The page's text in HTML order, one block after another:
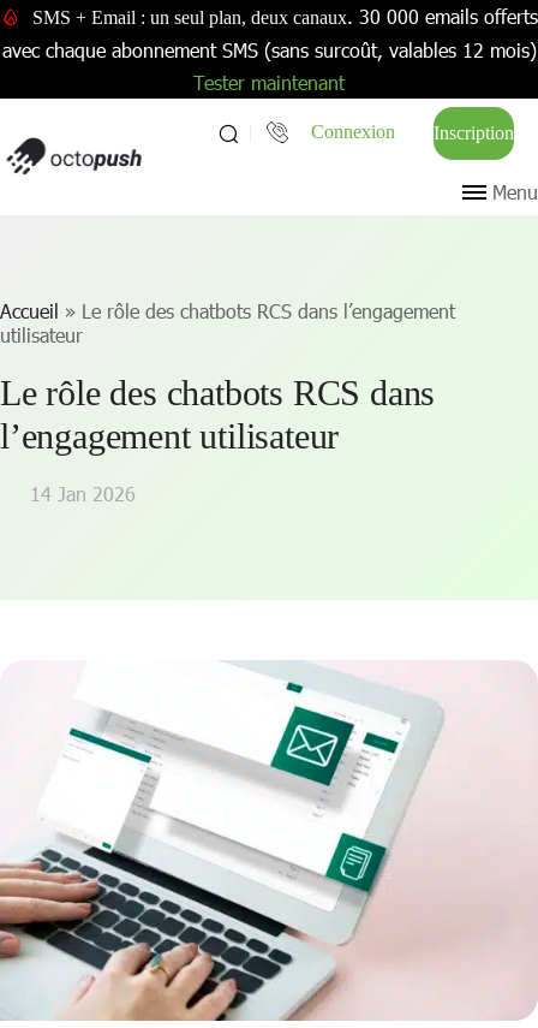
SMS + Email : un seul plan, deux canaux. 30 000 emails offerts
avec chaque abonnement SMS (sans surcoût, valables 12 mois)
Tester maintenant
Connexion Inscription
Menu
Accueil » Le rôle des chatbots RCS dans l’engagement
utilisateur
Le rôle des chatbots RCS dans
l’engagement utilisateur
14 Jan 2026